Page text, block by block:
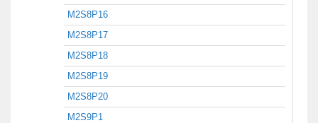
M2S8P16
M2S8P17
M2S8P18
M2S8P19
M2S8P20
M2S9P1